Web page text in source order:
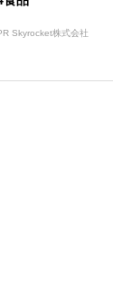
Skyrocket株式会社